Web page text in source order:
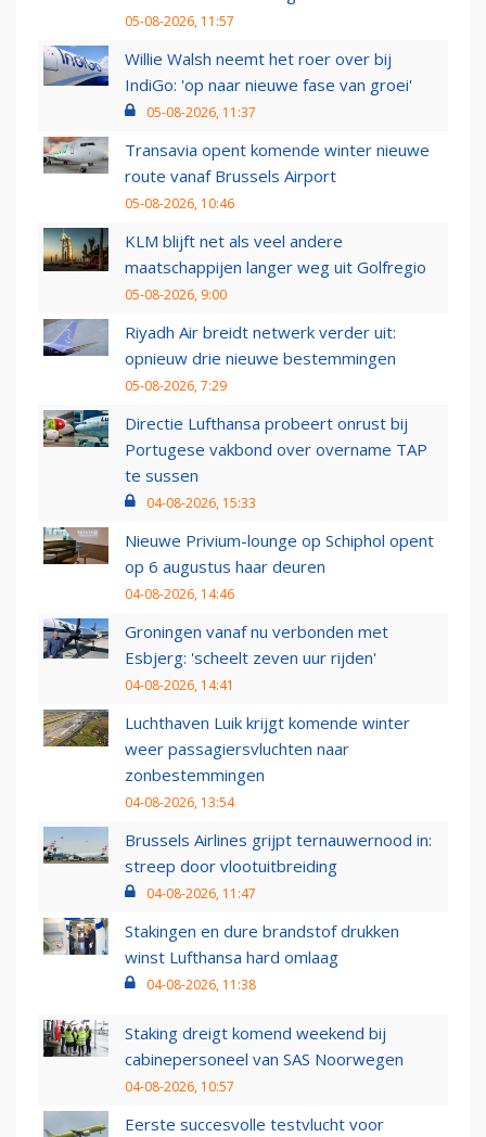
05-08-2026, 11:57
Willie Walsh neemt het roer over bij
IndiGo: 'op naar nieuwe fase van groei'
05-08-2026, 11:37
Transavia opent komende winter nieuwe
route vanaf Brussels Airport
05-08-2026, 10:46
KLM blijft net als veel andere
maatschappijen langer weg uit Golfregio
05-08-2026, 9:00
Riyadh Air breidt netwerk verder uit:
opnieuw drie nieuwe bestemmingen
05-08-2026, 7:29
Directie Lufthansa probeert onrust bij
Portugese vakbond over overname TAP
te sussen
04-08-2026, 15:33
Nieuwe Privium-lounge op Schiphol opent
op 6 augustus haar deuren
04-08-2026, 14:46
Groningen vanaf nu verbonden met
Esbjerg: 'scheelt zeven uur rijden'
04-08-2026, 14:41
Luchthaven Luik krijgt komende winter
weer passagiersvluchten naar
zonbestemmingen
04-08-2026, 13:54
Brussels Airlines grijpt ternauwernood in:
streep door vlootuitbreiding
04-08-2026, 11:47
Stakingen en dure brandstof drukken
winst Lufthansa hard omlaag
04-08-2026, 11:38
Staking dreigt komend weekend bij
cabinepersoneel van SAS Noorwegen
04-08-2026, 10:57
Eerste succesvolle testvlucht voor